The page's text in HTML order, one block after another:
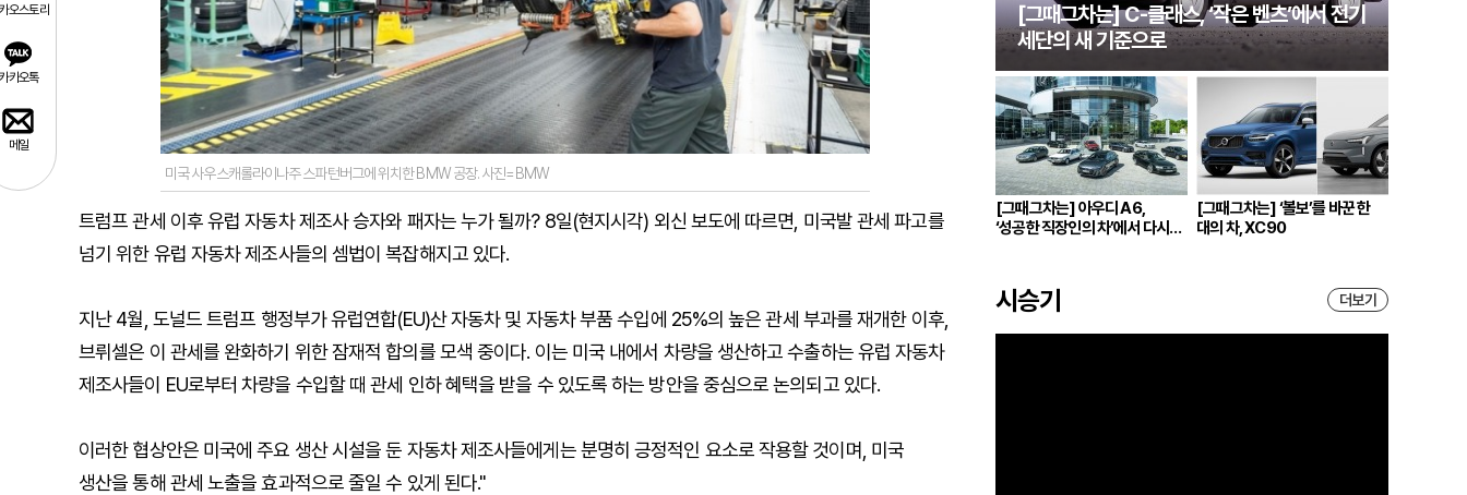
오스토리
카오톡
메일
미국 사우스캐롤라이나주 스파턴버그에 위치한 BMW 공장. 사진=BMW
트럼프 관세 이후 유럽 자동차 제조사 승자와 패자는 누가 될까? 8일(현지시각) 외신 보도에 따르면, 미국발 관세 파고를
넘기 위한 유럽 자동차 제조사들의 셈법이 복잡해지고 있다.
지난 4월, 도널드 트럼프 행정부가 유럽연합(EU)산 자동차 및 자동차 부품 수입에 25%의 높은 관세 부과를 재개한 이후,
브뤼셀은 이 관세를 완화하기 위한 잠재적 합의를 모색 중이다. 이는 미국 내에서 차량을 생산하고 수출하는 유럽 자동차
제조사들이 EU로부터 차량을 수입할 때 관세 인하 혜택을 받을 수 있도록 하는 방안을 중심으로 논의되고 있다.
이러한 협상안은 미국에 주요 생산 시설을 둔 자동차 제조사들에게는 분명히 긍정적인 요소로 작용할 것이며, 미국
생산을 통해 관세 노출을 효과적으로 줄일 수 있게 된다."
[그때그차는] C-클래스, ‘작은 벤츠’에서 전기
세단의 새 기준으로
[그때그차는] 아우디 A6,
‘성공한 직장인의 차’에서 다시
[그때그차는] ‘볼보’를 바꾼 한
대의 차, XC90
시승기 더보기